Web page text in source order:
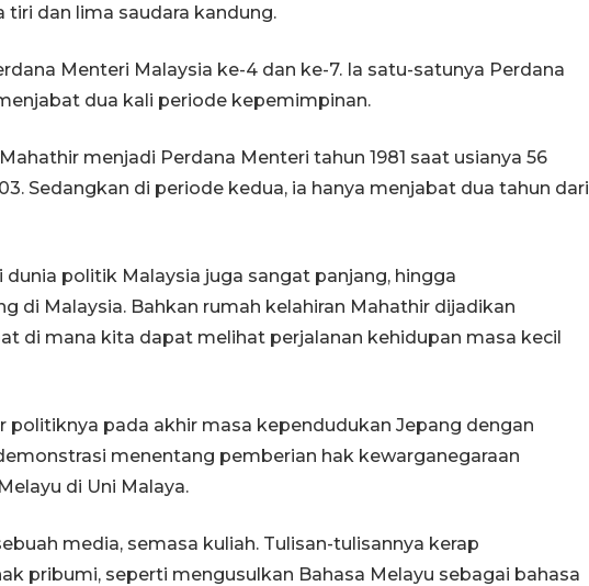
dan lima saudara kandung.
Menteri Malaysia ke-4 dan ke-7. Ia satu-satunya Perdana
dua kali periode kepemimpinan.
menjadi Perdana Menteri tahun 1981 saat usianya 56
Sedangkan di periode kedua, ia hanya menjabat dua tahun dari
dunia politik Malaysia juga sangat panjang, hingga
di Malaysia. Bahkan rumah kelahiran Mahathir dijadikan
di mana kita dapat melihat perjalanan kehidupan masa kecil
politiknya pada akhir masa kependudukan Jepang dengan
menentang pemberian hak kewarganegaraan
di Uni Malaya.
media, semasa kuliah. Tulisan-tulisannya kerap
pribumi, seperti mengusulkan Bahasa Melayu sebagai bahasa
19 February 2026 19:47 WIB